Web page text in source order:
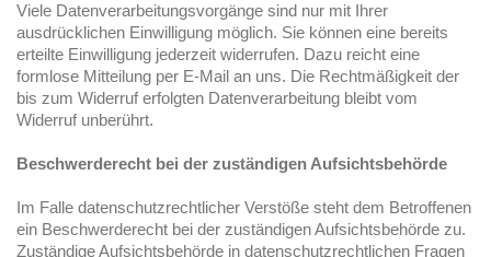
Viele Datenverarbeitungsvorgänge sind nur mit Ihrer
ausdrücklichen Einwilligung möglich. Sie können eine bereits
erteilte Einwilligung jederzeit widerrufen. Dazu reicht eine
formlose Mitteilung per E-Mail an uns. Die Rechtmäßigkeit der
bis zum Widerruf erfolgten Datenverarbeitung bleibt vom
Widerruf unberührt.
Beschwerderecht bei der zuständigen Aufsichtsbehörde
Im Falle datenschutzrechtlicher Verstöße steht dem Betroffenen
ein Beschwerderecht bei der zuständigen Aufsichtsbehörde zu.
Zuständige Aufsichtsbehörde in datenschutzrechtlichen Fragen